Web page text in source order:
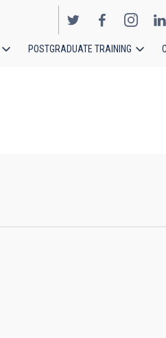
POSTGRADUATE TRAINING